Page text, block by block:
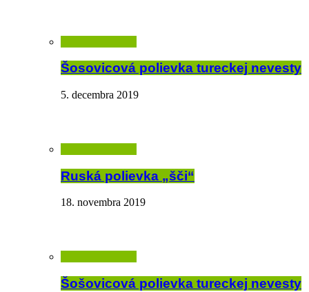
Šosovicová polievka tureckej nevesty
5. decembra 2019
Ruská polievka „šči“
18. novembra 2019
Šošovicová polievka tureckej nevesty